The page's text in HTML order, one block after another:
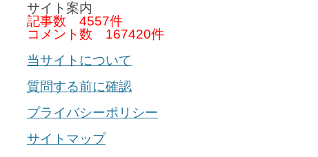
サイト案内
記事数 4557件
コメント数 167420件
当サイトについて
質問する前に確認
プライバシーポリシー
サイトマップ